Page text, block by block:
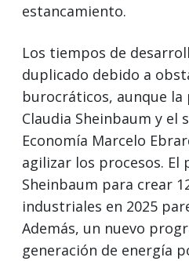
estancamiento.
Los tiempos de
duplicado debido a
burocráticos, aunque la
Claudia Sheinbaum y el
Economía Marcelo
agilizar los procesos. El
Sheinbaum para crear
industriales en 2025
Además, un nuevo
generación de energía